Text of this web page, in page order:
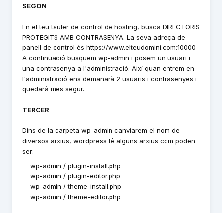
SEGON
En el teu tauler de control de hosting, busca DIRECTORIS
PROTEGITS AMB CONTRASENYA. La seva adreça de
panell de control és https://www.elteudomini.com:10000
A continuació busquem wp-admin i posem un usuari i
una contrasenya a l'administració. Així quan entrem en
l'administració ens demanarà 2 usuaris i contrasenyes i
quedarà mes segur.
TERCER
Dins de la carpeta wp-admin canviarem el nom de
diversos arxius, wordpress té alguns arxius com poden
ser:
wp-admin / plugin-install.php
wp-admin / plugin-editor.php
wp-admin / theme-install.php
wp-admin / theme-editor.php